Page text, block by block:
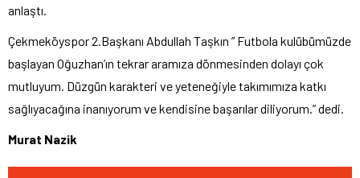
anlaştı.
Çekmeköyspor 2.Başkanı Abdullah Taşkın ” Futbola kulübümüzde
başlayan Oğuzhan’ın tekrar aramıza dönmesinden dolayı çok
mutluyum. Düzgün karakteri ve yeteneğiyle takımımıza katkı
sağlıyacağına inanıyorum ve kendisine başarılar diliyorum.” dedi.
Murat Nazik